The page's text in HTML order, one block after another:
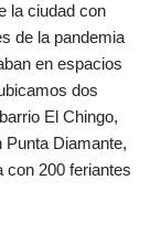
la ciudad con
de la pandemia
en espacios
dos
El Chingo,
Punta Diamante,
con 200 feriantes